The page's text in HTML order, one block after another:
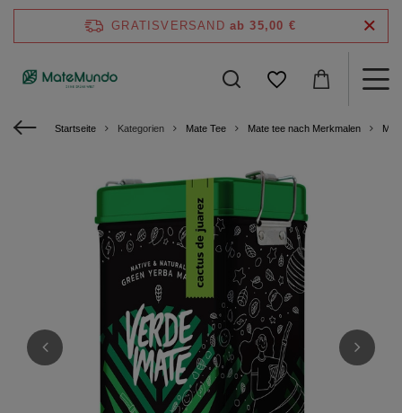
GRATISVERSAND ab 35,00 €
Startseite Kategorien Mate Tee Mate tee nach Merkmalen